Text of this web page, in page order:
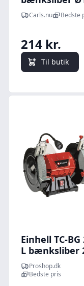
mm - Korn
Carls.nu Bedste
214 kr.
Til butik
Einhell TC-BG
L bænksliber
240 Volt
Proshop.dk
Bedste pris